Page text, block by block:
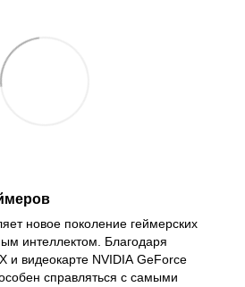
новое поколение геймерских
интеллектом. Благодаря
и видеокарте NVIDIA GeForce
справляться с самыми